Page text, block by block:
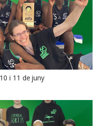
i 11 de juny